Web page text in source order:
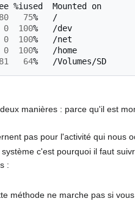
%iused Mounted
on
75%
/
0 100%
/dev
0 100%
/net
0 100%
/home
64%
manières : parce qu'il est
pas pour l'activité qui nous
c'est pourquoi il faut
:
méthode ne marche pas si